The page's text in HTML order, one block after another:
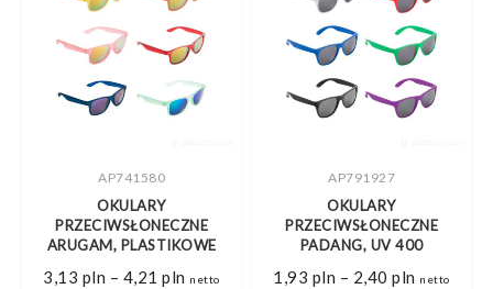
AP741580
OKULARY
PRZECIWSŁONECZNE
ARUGAM, PLASTIKOWE
3,13 pln – 4,21pln Zakres
netto
AP791927
OKULARY
PRZECIWSŁONECZNE
PADANG, UV 400
1,93 pln – 2,40pln Zakres
netto